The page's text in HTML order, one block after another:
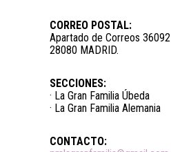
CORREO POSTAL:
Apartado de Correos 36092
28080 MADRID.
SECCIONES:
· La Gran Familia Úbeda
· La Gran Familia Alemania
CONTACTO: